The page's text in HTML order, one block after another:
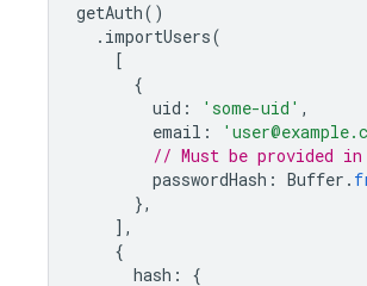
getAuth()
. importUsers(
[
{
uid : 'some-uid' ,
email :
// Must be provided
passwordHash : Buffer .
},
],
{
hash :
{